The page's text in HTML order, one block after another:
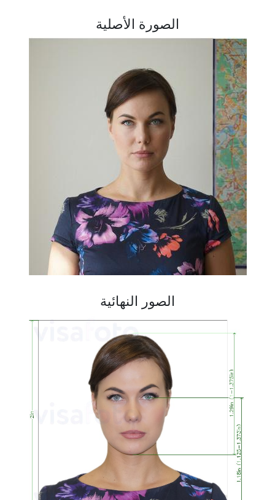
الصورة الأصلية
الصور النهائية